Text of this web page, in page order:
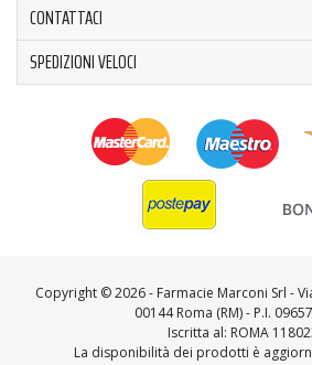
CONTATTACI
SPEDIZIONI VELOCI
Copyright ©2026 - Farmacie Marconi Srl -
00144 Roma (RM) - P.I.
Iscritta al: ROMA
La disponibilità dei prodotti è